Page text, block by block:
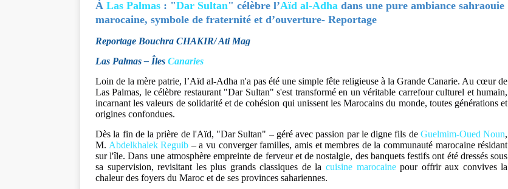
À Las Palmas : "Dar Sultan" célèbre l’Aïd al-Adha dans une pure ambiance sahraouie
marocaine, symbole de fraternité et d’ouverture- Reportage
​Reportage Bouchra CHAKIR/ Ati Mag
Las Palmas – Îles Canaries
Loin de la mère patrie, l’Aïd al-Adha n'a pas été une simple fête religieuse à la Grande Canarie. Au cœur de
Las Palmas, le célèbre restaurant "Dar Sultan" s'est transformé en un véritable carrefour culturel et humain,
incarnant les valeurs de solidarité et de cohésion qui unissent les Marocains du monde, toutes générations et
origines confondues.
​Dès la fin de la prière de l'Aïd, "Dar Sultan" – géré avec passion par le digne fils de Guelmim-Oued Noun,
M. Abdelkhalek Reguib – a vu converger familles, amis et membres de la communauté marocaine résidant
sur l'île. Dans une atmosphère empreinte de ferveur et de nostalgie, des banquets festifs ont été dressés sous
sa supervision, revisitant les plus grands classiques de la cuisine marocainepour offrir aux convives la
chaleur des foyers du Maroc et de ses provinces sahariennes.